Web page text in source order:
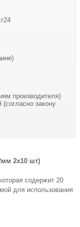
производителя)
закону
2х10 шт)
содержит 20
для использования